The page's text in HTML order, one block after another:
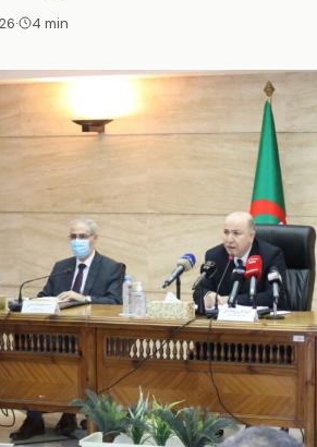
· 4 min